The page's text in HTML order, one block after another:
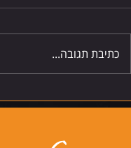
כתיבת תגובה...